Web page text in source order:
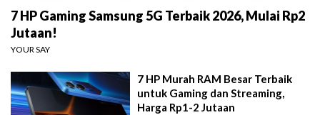
7 HP Gaming Samsung 5G Terbaik 2026, Mulai Rp2
Jutaan!
YOUR SAY
7 HP Murah RAM Besar Terbaik
untuk Gaming dan Streaming,
Harga Rp1-2 Jutaan